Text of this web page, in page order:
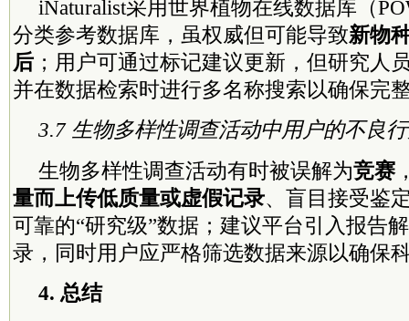
iNaturalist采用世界植物在线数据库（
分类参考数据库，虽权威但可能导致新物
后 ；用户可通过标记建议更新，但研究人
并在数据检索时进行多名称搜索以确保完
3.7 生物多样性调查活动中用户的不良
生物多样性调查活动有时被误解为竞赛
量而上传低质量或虚假记录、盲目接受鉴
可靠的“研究级”数据；建议平台引入报告
录，同时用户应严格筛选数据来源以确保
4. 总结